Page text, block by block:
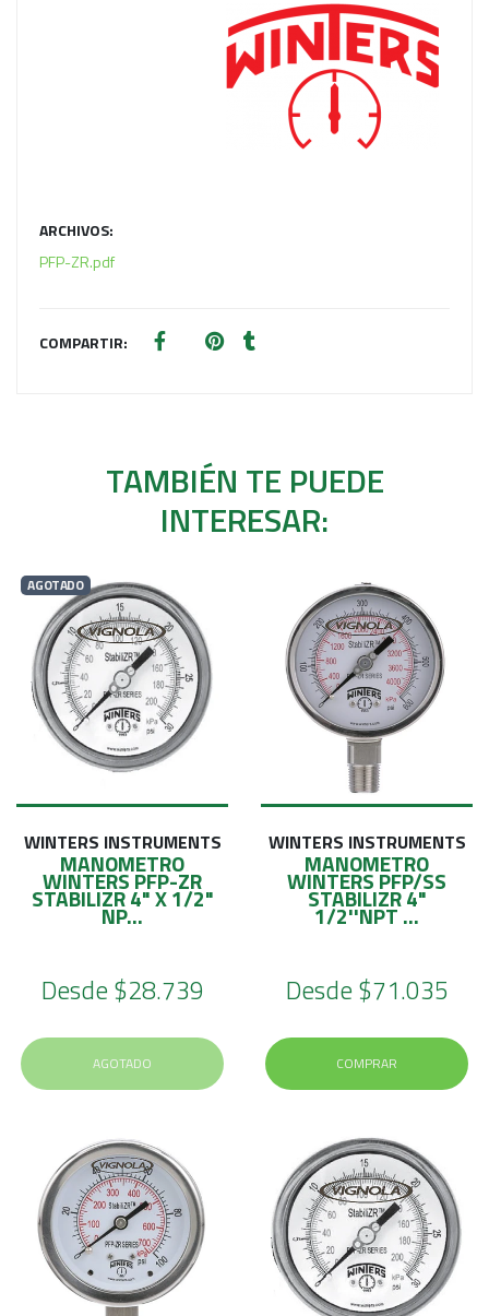
ARCHIVOS:
PFP-ZR.pdf
COMPARTIR:
TAMBIÉN TE PUEDE
INTERESAR:
AGOTADO
WINTERS INSTRUMENTS
MANOMETRO
WINTERS PFP-ZR
STABILIZR 4" X 1/2"
NP...
Desde$28.739
AGOTADO
WINTERS INSTRUMENTS
MANOMETRO
WINTERS PFP/SS
STABILIZR 4"
1/2''NPT ...
Desde$71.035
COMPRAR